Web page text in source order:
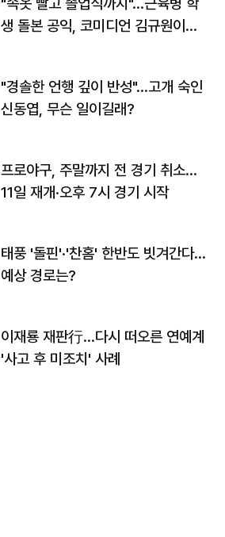
생 돌본 공익, 코미디언 김규원이었
"경솔한 언행 깊이 반성"…고개 숙인
신동엽, 무슨 일이길래?
프로야구, 주말까지 전 경기 취소…
11일 재개·오후 7시 경기 시작
태풍 '돌핀'·'찬홈' 한반도 빗겨간다…
예상 경로는?
이재룡 재판行…다시 떠오른 연예계
'사고 후 미조치' 사례